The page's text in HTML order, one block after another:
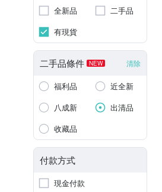
全新品
二手品
有現貨
二手品條件 NEW 清除
福利品
近全新
八成新
出清品
收藏品
付款方式
現金付款